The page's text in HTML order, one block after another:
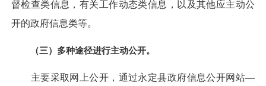
督检查类信息，有关工作动态类信息，以及其他应主动公
开的政府信息类等。
（三）多种途径进行主动公开。
主要采取网上公开，通过永定县政府信息公开网站—